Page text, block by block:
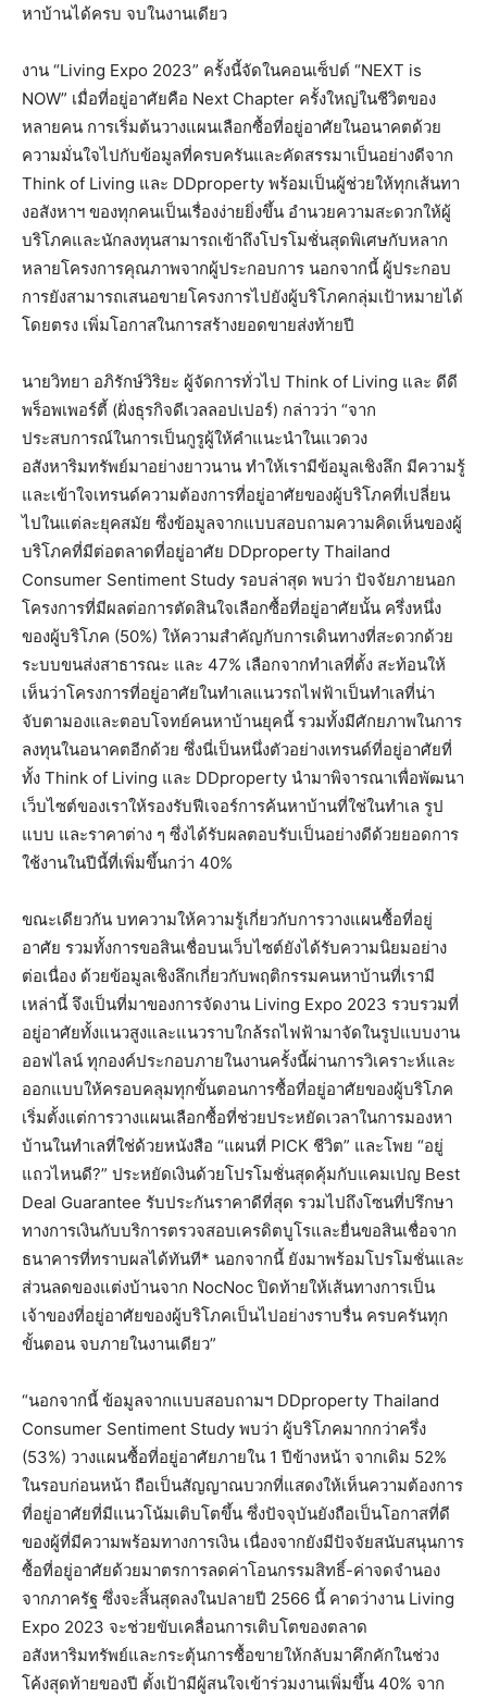
หาบ้านได้ครบ จบในงานเดียว
งาน “Living Expo 2023” ครั้งนี้จัดในคอนเซ็ปต์ “NEXT is
NOW” เมื่อที่อยู่อาศัยคือ Next Chapter ครั้งใหญ่ในชีวิตของ
หลายคน การเริ่มต้นวางแผนเลือกซื้อที่อยู่อาศัยในอนาคตด้วย
ความมั่นใจไปกับข้อมูลที่ครบครันและคัดสรรมาเป็นอย่างดีจาก
Think of Living และ DDproperty พร้อมเป็นผู้ช่วยให้ทุกเส้นทา
งอสังหาฯ ของทุกคนเป็นเรื่องง่ายยิ่งขึ้น อำนวยความสะดวกให้ผู้
บริโภคและนักลงทุนสามารถเข้าถึงโปรโมชั่นสุดพิเศษกับหลาก
หลายโครงการคุณภาพจากผู้ประกอบการ นอกจากนี้ ผู้ประกอบ
การยังสามารถเสนอขายโครงการไปยังผู้บริโภคกลุ่มเป้าหมายได้
โดยตรง เพิ่มโอกาสในการสร้างยอดขายส่งท้ายปี
นายวิทยา อภิรักษ์วิริยะ ผู้จัดการทั่วไป Think of Living และ ดีดี
พร็อพเพอร์ตี้ (ฝั่งธุรกิจดีเวลลอปเปอร์) กล่าวว่า “จาก
ประสบการณ์ในการเป็นกูรูผู้ให้คำแนะนำในแวดวง
อสังหาริมทรัพย์มาอย่างยาวนาน ทำให้เรามีข้อมูลเชิงลึก มีความรู้
และเข้าใจเทรนด์ความต้องการที่อยู่อาศัยของผู้บริโภคที่เปลี่ยน
ไปในแต่ละยุคสมัย ซึ่งข้อมูลจากแบบสอบถามความคิดเห็นของผู้
บริโภคที่มีต่อตลาดที่อยู่อาศัย DDproperty Thailand
Consumer Sentiment Study รอบล่าสุด พบว่า ปัจจัยภายนอก
โครงการที่มีผลต่อการตัดสินใจเลือกซื้อที่อยู่อาศัยนั้น ครึ่งหนึ่ง
ของผู้บริโภค (50%) ให้ความสำคัญกับการเดินทางที่สะดวกด้วย
ระบบขนส่งสาธารณะ และ 47% เลือกจากทำเลที่ตั้ง สะท้อนให้
เห็นว่าโครงการที่อยู่อาศัยในทำเลแนวรถไฟฟ้าเป็นทำเลที่น่า
จับตามองและตอบโจทย์คนหาบ้านยุคนี้ รวมทั้งมีศักยภาพในการ
ลงทุนในอนาคตอีกด้วย ซึ่งนี่เป็นหนึ่งตัวอย่างเทรนด์ที่อยู่อาศัยที่
ทั้ง Think of Living และ DDproperty นำมาพิจารณาเพื่อพัฒนา
เว็บไซต์ของเราให้รองรับฟีเจอร์การค้นหาบ้านที่ใช่ในทำเล รูป
แบบ และราคาต่าง ๆ ซึ่งได้รับผลตอบรับเป็นอย่างดีด้วยยอดการ
ใช้งานในปีนี้ที่เพิ่มขึ้นกว่า 40%
ขณะเดียวกัน บทความให้ความรู้เกี่ยวกับการวางแผนซื้อที่อยู่
อาศัย รวมทั้งการขอสินเชื่อบนเว็บไซต์ยังได้รับความนิยมอย่าง
ต่อเนื่อง ด้วยข้อมูลเชิงลึกเกี่ยวกับพฤติกรรมคนหาบ้านที่เรามี
เหล่านี้ จึงเป็นที่มาของการจัดงาน Living Expo 2023 รวบรวมที่
อยู่อาศัยทั้งแนวสูงและแนวราบใกล้รถไฟฟ้ามาจัดในรูปแบบงาน
ออฟไลน์ ทุกองค์ประกอบภายในงานครั้งนี้ผ่านการวิเคราะห์และ
ออกแบบให้ครอบคลุมทุกขั้นตอนการซื้อที่อยู่อาศัยของผู้บริโภค
เริ่มตั้งแต่การวางแผนเลือกซื้อที่ช่วยประหยัดเวลาในการมองหา
บ้านในทำเลที่ใช่ด้วยหนังสือ “แผนที่ PICK ชีวิต” และโพย “อยู่
แถวไหนดี?” ประหยัดเงินด้วยโปรโมชั่นสุดคุ้มกับแคมเปญ Best
Deal Guarantee รับประกันราคาดีที่สุด รวมไปถึงโซนที่ปรึกษา
ทางการเงินกับบริการตรวจสอบเครดิตบูโรและยื่นขอสินเชื่อจาก
ธนาคารที่ทราบผลได้ทันที* นอกจากนี้ ยังมาพร้อมโปรโมชั่นและ
ส่วนลดของแต่งบ้านจาก NocNoc ปิดท้ายให้เส้นทางการเป็น
เจ้าของที่อยู่อาศัยของผู้บริโภคเป็นไปอย่างราบรื่น ครบครันทุก
ขั้นตอน จบภายในงานเดียว”
“นอกจากนี้ ข้อมูลจากแบบสอบถามฯ DDproperty Thailand
Consumer Sentiment Study พบว่า ผู้บริโภคมากกว่าครึ่ง
(53%) วางแผนซื้อที่อยู่อาศัยภายใน 1 ปีข้างหน้า จากเดิม 52%
ในรอบก่อนหน้า ถือเป็นสัญญาณบวกที่แสดงให้เห็นความต้องการ
ที่อยู่อาศัยที่มีแนวโน้มเติบโตขึ้น ซึ่งปัจจุบันยังถือเป็นโอกาสที่ดี
ของผู้ที่มีความพร้อมทางการเงิน เนื่องจากยังมีปัจจัยสนับสนุนการ
ซื้อที่อยู่อาศัยด้วยมาตรการลดค่าโอนกรรมสิทธิ์-ค่าจดจำนอง
จากภาครัฐ ซึ่งจะสิ้นสุดลงในปลายปี 2566 นี้ คาดว่างาน Living
Expo 2023 จะช่วยขับเคลื่อนการเติบโตของตลาด
อสังหาริมทรัพย์และกระตุ้นการซื้อขายให้กลับมาคึกคักในช่วง
โค้งสุดท้ายของปี ตั้งเป้ามีผู้สนใจเข้าร่วมงานเพิ่มขึ้น 40% จาก